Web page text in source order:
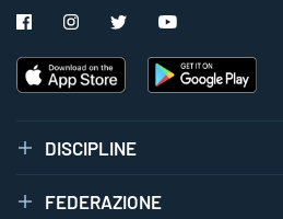
DISCIPLINE
FEDERAZIONE